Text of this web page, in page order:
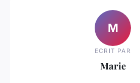
M
ECRIT PAR
Marie